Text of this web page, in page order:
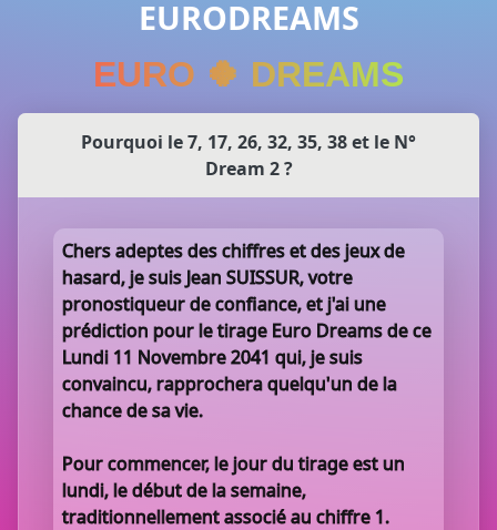
EURODREAMS
EURO 🍀 DREAMS
Pourquoi le 7, 17, 26, 32, 35, 38 et le N°
Dream 2 ?
Chers adeptes des chiffres et des jeux de
hasard, je suis Jean SUISSUR, votre
pronostiqueur de confiance, et j'ai une
prédiction pour le tirage Euro Dreams de ce
Lundi 11 Novembre 2041 qui, je suis
convaincu, rapprochera quelqu'un de la
chance de sa vie.
Pour commencer, le jour du tirage est un
lundi, le début de la semaine,
traditionnellement associé au chiffre 1.